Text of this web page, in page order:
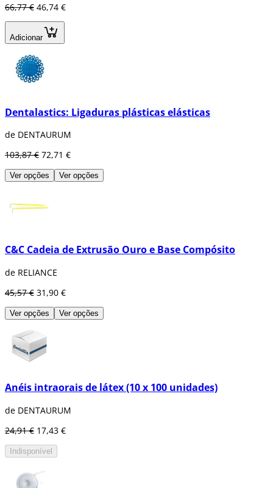
66,77 € 46,74 €
Adicionar
Dentalastics: Ligaduras plásticas elásticas
de DENTAURUM
103,87 € 72,71 €
Ver opções Ver opções
C&C Cadeia de Extrusão Ouro e Base Compósito
de RELIANCE
45,57 € 31,90 €
Ver opções Ver opções
Anéis intraorais de látex (10 x 100 unidades)
de DENTAURUM
24,91 € 17,43 €
Indisponível